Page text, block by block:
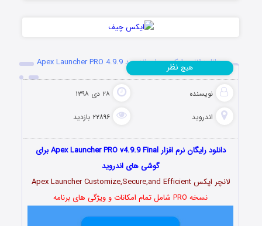
دانلود لانچر اپکس برای اندروید Apex Launcher PRO 4.9.9
نویسنده ۲۸ دی ۱۳۹۸
اندروید ۲۲۸۹۶ بازدید
هیچ نظر
دانلود رایگان نرم افزار Apex Launcher PRO v4.9.9 Final برای
گوشی های اندروید
لانچر اپکس Apex Launcher Customize,Secure,and Efficient
نسخه PRO شامل تمام امکانات و ویژگی های برنامه